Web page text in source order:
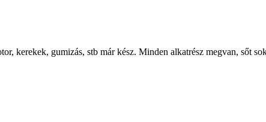
kerekek, gumizás, stb már kész. Minden alkatrész megvan, sőt